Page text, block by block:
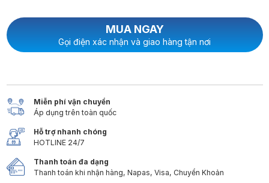
MUA NGAY
Gọi điện xác nhận và giao hàng tận nơi
Miễn phí vận chuyển
Áp dụng trên toàn quốc
Hỗ trợ nhanh chóng
HOTLINE 24/7
Thanh toán đa dạng
Thanh toán khi nhận hàng, Napas, Visa, Chuyển Khoản